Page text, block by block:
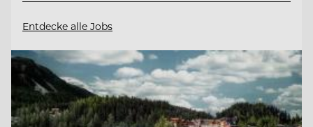
Entdecke alle Jobs